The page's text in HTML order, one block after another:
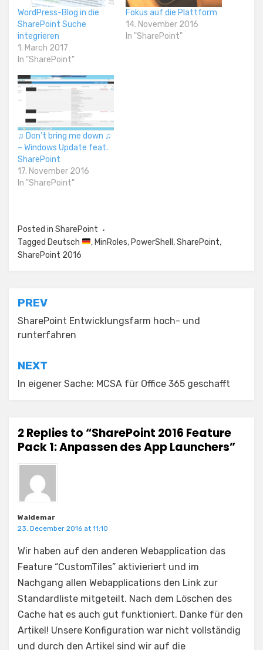
WordPress-Blog in die
SharePoint Suche
integrieren
1. March 2017
In "SharePoint"
Fokus auf die Plattform
14. November 2016
In "SharePoint"
♫ Don’t bring me down ♫
– Windows Update feat.
SharePoint
17. November 2016
In "SharePoint"
Posted in SharePoint
Tagged Deutsch , MinRoles, PowerShell ,SharePoint,
SharePoint 2016
Post
navigation
PREV
SharePoint Entwicklungsfarm hoch- und
runterfahren
NEXT
In eigener Sache: MCSA für Office 365 geschafft
2 Replies to “SharePoint 2016 Feature
Pack 1: Anpassen des App Launchers”
Waldemar
23. December 2016 at 11:10
Wir haben auf den anderen Webapplication das
Feature “CustomTiles” aktivieriert und im
Nachgang allen Webapplications den Link zur
Standardliste mitgeteilt. Nach dem Löschen des
Cache hat es auch gut funktioniert. Danke für den
Artikel! Unsere Konfiguration war nicht vollständig
und durch den Artikel sind wir auf die